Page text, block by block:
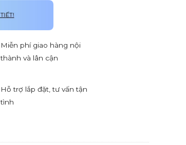
Miễn phí giao hàng nội
thành và lân cận
Hỗ trợ lắp đặt, tư vấn tận
tình